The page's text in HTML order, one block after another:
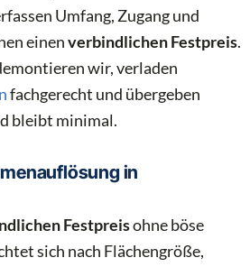
Umfang, Zugang und
einenverbindlichen Festpreis.
wir, verladen
fachgerecht und übergeben
bleibt minimal.
in
Festpreisohne böse
sich nach Flächengröße,